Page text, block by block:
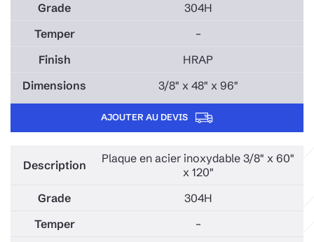
304H
–
HRAP
3/8" x 48" x 96"
AJOUTER AU DEVIS
Plaque en acier inoxydable 3/8" x 60"
x 120"
304H
–